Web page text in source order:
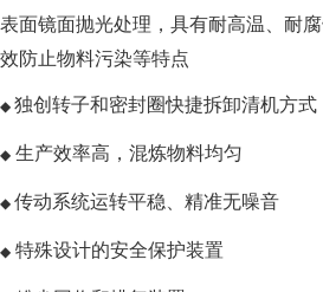
表面镜面抛光处理，具有耐高温、耐
效防止物料污染等特点
◆ 独创转子和密封圈快捷拆卸清机方式
◆ 生产效率高，混炼物料均匀
◆ 传动系统运转平稳、精准无噪音
◆ 特殊设计的安全保护装置